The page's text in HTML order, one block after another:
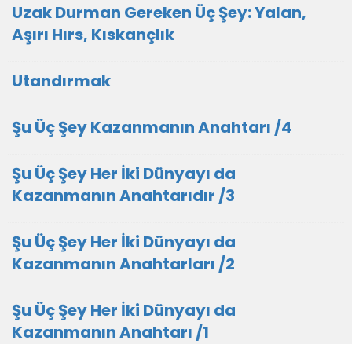
Uzak Durman Gereken Üç Şey: Yalan,
Aşırı Hırs, Kıskançlık
Utandırmak
Şu Üç Şey Kazanmanın Anahtarı /4
Şu Üç Şey Her İki Dünyayı da
Kazanmanın Anahtarıdır /3
Şu Üç Şey Her İki Dünyayı da
Kazanmanın Anahtarları /2
Şu Üç Şey Her İki Dünyayı da
Kazanmanın Anahtarı /1